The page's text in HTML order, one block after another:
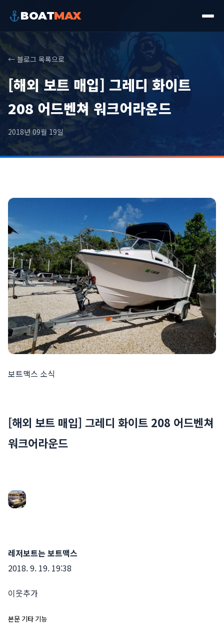
BOATMAX
← 블로그 목록으로
[해외 보트 매입] 그레디 화이트
208 어드벤쳐 워크어라운드
2018년 09월 19일
보트맥스 소식
[해외 보트 매입] 그레디 화이트 208 어드벤쳐
워크어라운드
레저보트는 보트맥스
2018. 9. 19. 19:38
이웃추가
본문 기타 기능